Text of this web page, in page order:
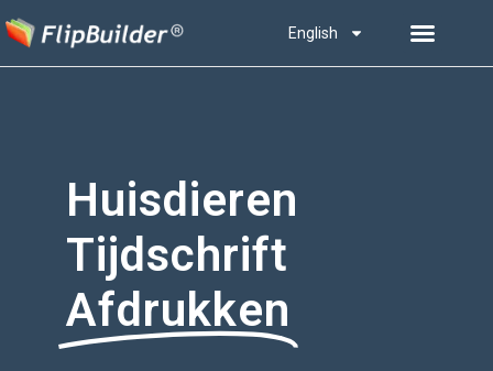
English
Huisdieren
Tijdschrift
Afdrukken